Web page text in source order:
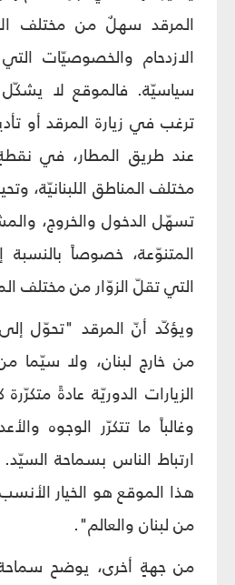
المرقد سهلٌ من مختلف
الازدحام والخصوصيّات
سياسيّة. فالموقع لا يشكّل
ترغب في زيارة المرقد أو
عند طريق المطار، في
مختلف المناطق اللبنانيّة،
تسهّل الدخول والخروج،
المتنوّعة، خصوصاً بالنسبة
التي تقلّ الزوّار من مختلف
ويؤكّد أنّ المرقد "تحوّل
من خارج لبنان، ولا سيّما
الزيارات الدوريّة عادةً
وغالباً ما تتكرّر الوجوه
ارتباط الناس بسماحة السيّد.
هذا الموقع هو الخيار
من لبنان والعالم".
من جهةٍ أخرى، يوضح